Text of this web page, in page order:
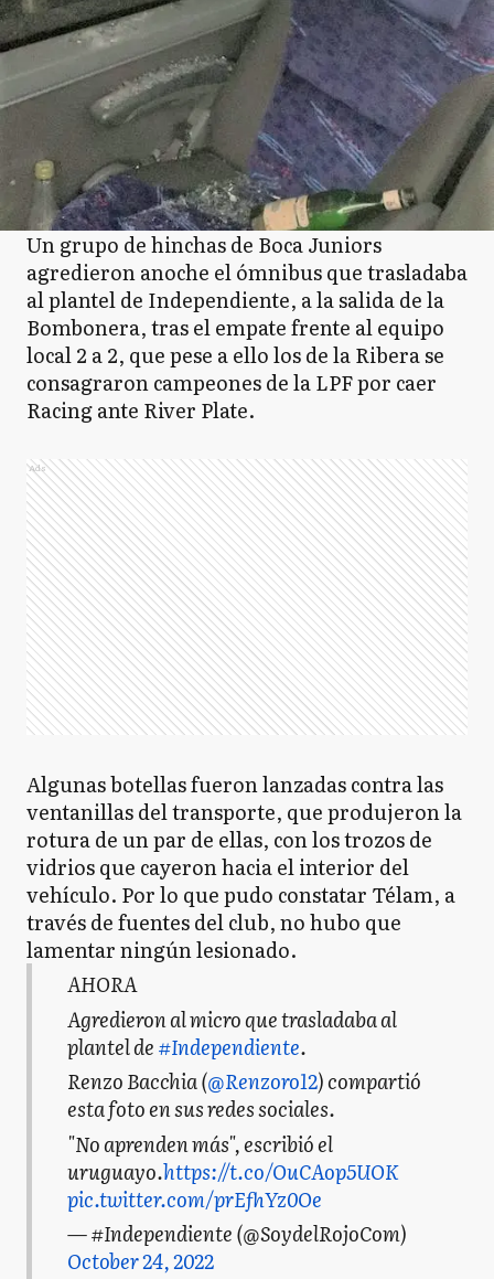
Un grupo de hinchas de Boca Juniors
agredieron anoche el ómnibus que trasladaba
al plantel de Independiente, a la salida de la
Bombonera, tras el empate frente al equipo
local 2 a 2, que pese a ello los de la Ribera se
consagraron campeones de la LPF por caer
Racing ante River Plate.
Ads
Algunas botellas fueron lanzadas contra las
ventanillas del transporte, que produjeron la
rotura de un par de ellas, con los trozos de
vidrios que cayeron hacia el interior del
vehículo. Por lo que pudo constatar Télam, a
través de fuentes del club, no hubo que
lamentar ningún lesionado.
AHORA
Agredieron al micro que trasladaba al
plantel de#Independiente.
Renzo Bacchia (@Renzoro12) compartió
esta foto en sus redes sociales.
"No aprenden más", escribió el
uruguayo.https://t.co/OuCAop5UOK
pic.twitter.com/prEfhYz0Oe
— #Independiente (@SoydelRojoCom)
October 24, 2022